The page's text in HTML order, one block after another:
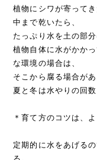
植物にシワが寄って
中まで乾いたら、
たっぷり水を土の部分
植物自体に水がかか
な環境の場合は、
そこから腐る場合が
夏と冬は水やりの回
＊育て方のコツは、
定期的に水をあげる